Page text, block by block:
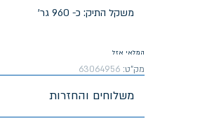
משקל התיק: כ- 960 גר'
המלאי אזל
מק"ט: 63064956
משלוחים והחזרות